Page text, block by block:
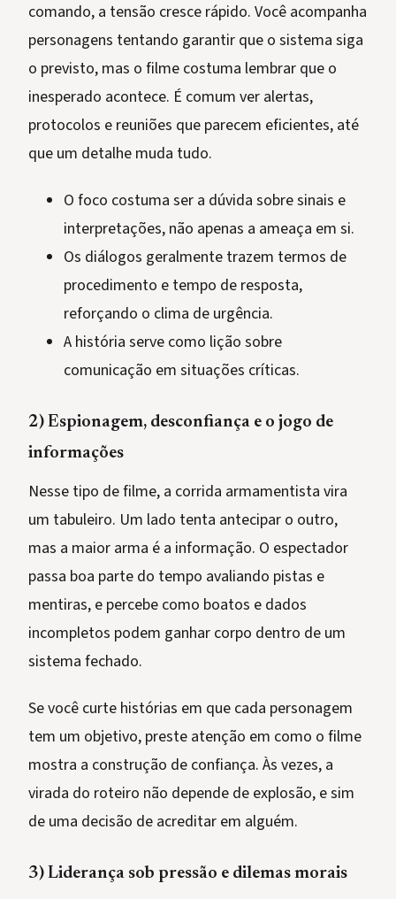
comando, a tensão cresce rápido. Você acompanha
personagens tentando garantir que o sistema siga
o previsto, mas o filme costuma lembrar que o
inesperado acontece. É comum ver alertas,
protocolos e reuniões que parecem eficientes, até
que um detalhe muda tudo.
O foco costuma ser a dúvida sobre sinais e
interpretações, não apenas a ameaça em si.
Os diálogos geralmente trazem termos de
procedimento e tempo de resposta,
reforçando o clima de urgência.
A história serve como lição sobre
comunicação em situações críticas.
2) Espionagem, desconfiança e o jogo de
informações
Nesse tipo de filme, a corrida armamentista vira
um tabuleiro. Um lado tenta antecipar o outro,
mas a maior arma é a informação. O espectador
passa boa parte do tempo avaliando pistas e
mentiras, e percebe como boatos e dados
incompletos podem ganhar corpo dentro de um
sistema fechado.
Se você curte histórias em que cada personagem
tem um objetivo, preste atenção em como o filme
mostra a construção de confiança. Às vezes, a
virada do roteiro não depende de explosão, e sim
de uma decisão de acreditar em alguém.
3) Liderança sob pressão e dilemas morais